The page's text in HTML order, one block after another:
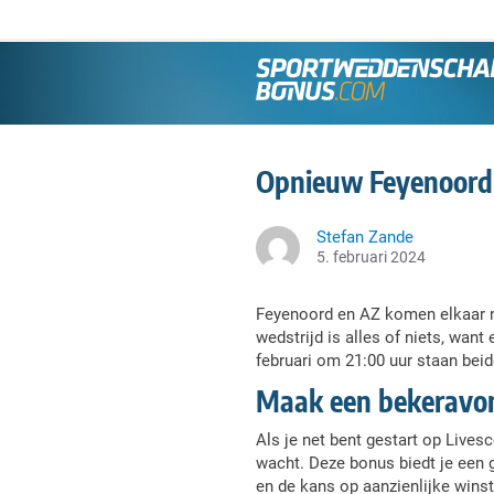
Opnieuw
Stefan Zande
5. februari 2024
Feyenoord en AZ komen
wedstrijd is alles of niets, want
februari om 21:00 uur staan
Maak een
Als je net bent gestart op
wacht. Deze bonus biedt je
en de kans op aanzienlijke